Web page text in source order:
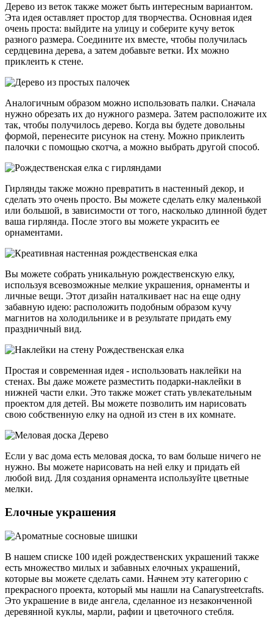
Дерево из веток также может быть интересным вариантом.
Эта идея оставляет простор для творчества. Основная идея
очень проста: выйдите на улицу и соберите кучу веток
разного размера. Соедините их вместе, чтобы получилась
сердцевина дерева, а затем добавьте ветки. Их можно
приклеить к стене.
Аналогичным образом можно использовать палки. Сначала
нужно обрезать их до нужного размера. Затем расположите их
так, чтобы получилось дерево. Когда вы будете довольны
формой, перенесите рисунок на стену. Можно приклеить
палочки с помощью скотча, а можно выбрать другой способ.
Гирлянды также можно превратить в настенный декор, и
сделать это очень просто. Вы можете сделать елку маленькой
или большой, в зависимости от того, насколько длинной будет
ваша гирлянда. После этого вы можете украсить ее
орнаментами.
Вы можете собрать уникальную рождественскую елку,
используя всевозможные мелкие украшения, орнаменты и
личные вещи. Этот дизайн наталкивает нас на еще одну
забавную идею: расположить подобным образом кучу
магнитов на холодильнике и в результате придать ему
праздничный вид.
Простая и современная идея - использовать наклейки на
стенах. Вы даже можете разместить подарки-наклейки в
нижней части елки. Это также может стать увлекательным
проектом для детей. Вы можете позволить им нарисовать
свою собственную елку на одной из стен в их комнате.
Если у вас дома есть меловая доска, то вам больше ничего не
нужно. Вы можете нарисовать на ней елку и придать ей
любой вид. Для создания орнамента используйте цветные
мелки.
Елочные украшения
В нашем списке 100 идей рождественских украшений также
есть множество милых и забавных елочных украшений,
которые вы можете сделать сами. Начнем эту категорию с
прекрасного проекта, который мы нашли на Canarystreetcrafts.
Это украшение в виде ангела, сделанное из незаконченной
деревянной куклы, марли, рафии и цветочного стебля.